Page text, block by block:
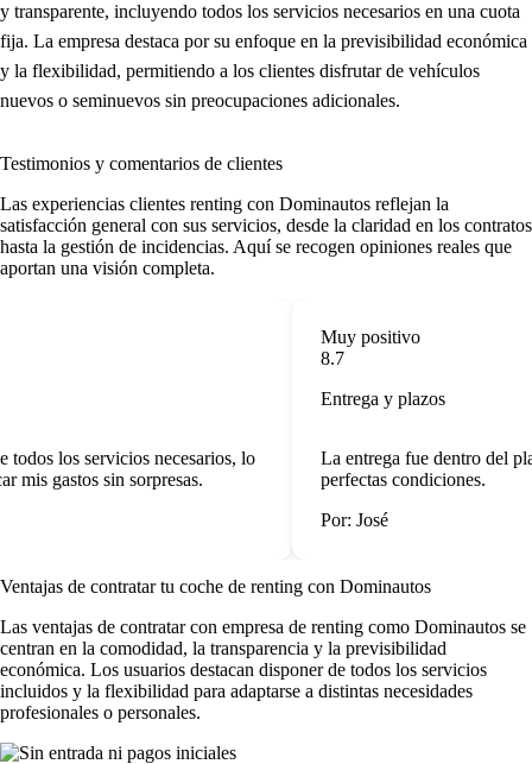
y transparente, incluyendo todos los servicios necesarios en una cuota
fija. La empresa destaca por su enfoque en la previsibilidad económica
y la flexibilidad, permitiendo a los clientes disfrutar de vehículos
nuevos o seminuevos sin preocupaciones adicionales.
Testimonios y comentarios de clientes
Las experiencias clientes renting con Dominautos reflejan la
satisfacción general con sus servicios, desde la claridad en los contratos
hasta la gestión de incidencias. Aquí se recogen opiniones reales que
aportan una visión completa.
los servicios necesarios, lo
mis gastos sin sorpresas.
Muy positivo
8.7
Entrega y plazos
La entrega fue dentro del
perfectas condiciones.
Por: José
Ventajas de contratar tu coche de renting con Dominautos
Las ventajas de contratar con empresa de renting como Dominautos se
centran en la comodidad, la transparencia y la previsibilidad
económica. Los usuarios destacan disponer de todos los servicios
incluidos y la flexibilidad para adaptarse a distintas necesidades
profesionales o personales.